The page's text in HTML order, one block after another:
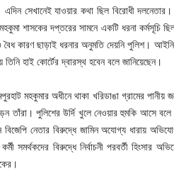
সেখানেই যাওয়ার কথা ছিল বিরোধী দলনেতার।
শাসকের দপ্তরের সামনে একটি ধরনা কর্মসূচি
কারণ ছাড়াই ধরনার অনুমতি দেয়নি পুলিশ। আইনি
তিনি হাই কোর্টের দ্বারস্থ হবেন বলে জানিয়েছেন।
মহকুমার অধীনে থাকা খরিডাঙা গ্রামের পানীয়
তাঁরা। পুলিশের উর্দি খুলে নেওয়ার হুমকি আসে
নেতার বিরুদ্ধে জামিন অযোগ্য ধারায়
সমর্থকদের বিরুদ্ধে নির্বাচনী পরবর্তী